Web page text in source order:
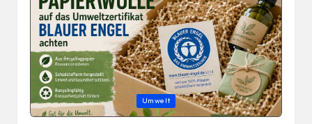
Posted
in
Umwelt